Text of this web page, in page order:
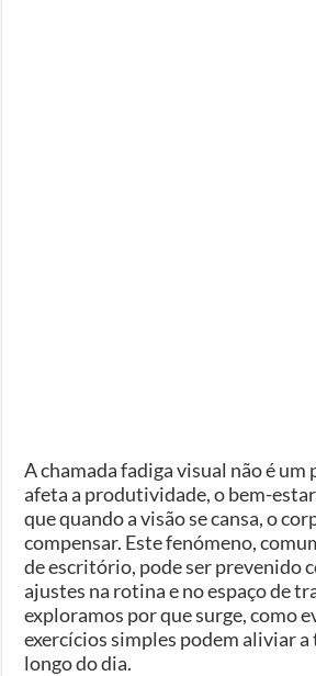
A chamada fadiga visual não é um
afeta a produtividade, o bem-
que quando a visão se cansa, o
compensar. Este fenómeno,
de escritório, pode ser prevenido
ajustes na rotina e no espaço de
exploramos por que surge, como
exercícios simples podem aliviar a
longo do dia.